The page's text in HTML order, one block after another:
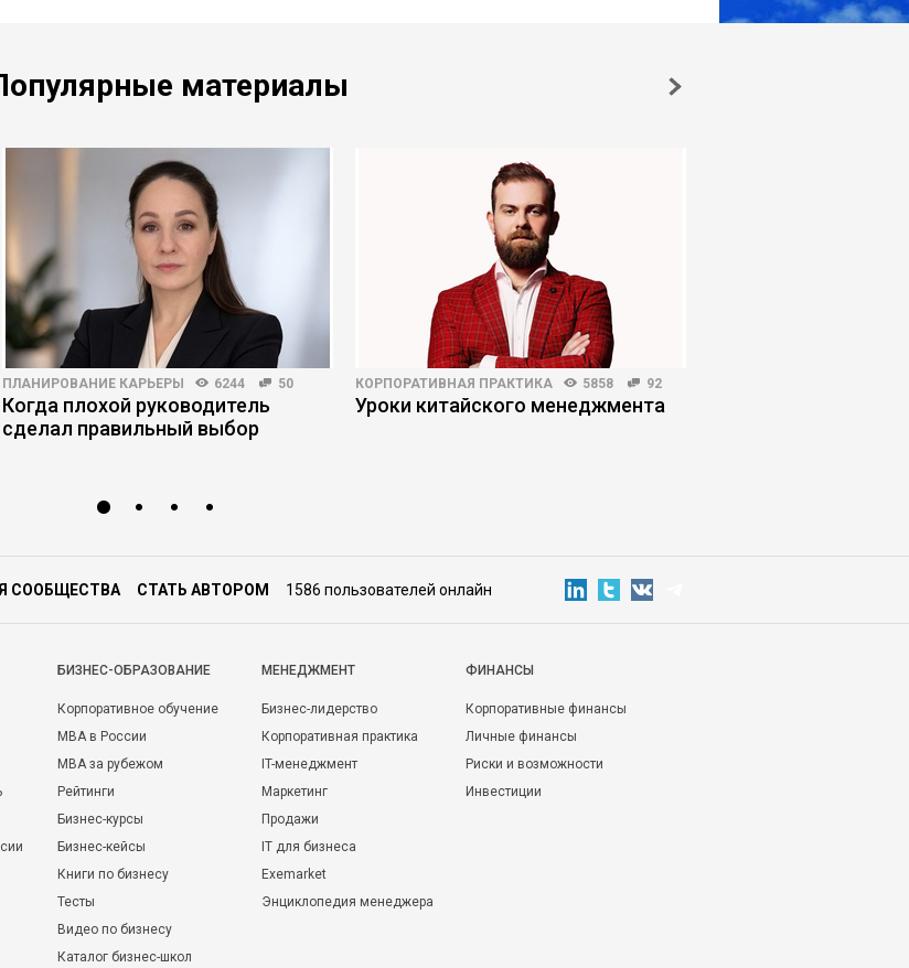
материалы
ПЛАНИРОВАНИЕ КАРЬЕРЫ 6244 50
Когда плохой руководитель
сделал правильный выбор
КОРПОРАТИВНАЯ ПРАКТИКА 5858 92
Уроки китайского менеджмента
СООБЩЕСТВА СТАТЬ АВТОРОМ 1586 пользователей онлайн
БИЗНЕС-ОБРАЗОВАНИЕ
Корпоративное обучение
MBA в России
MBA за рубежом
Рейтинги
Бизнес-курсы
Бизнес-кейсы
Книги по бизнесу
Тесты
Видео по бизнесу
Каталог бизнес-школ
МЕНЕДЖМЕНТ
Бизнес-лидерство
Корпоративная практика
IT-менеджмент
Маркетинг
Продажи
IT для бизнеса
Exemarket
Энциклопедия менеджера
ФИНАНСЫ
Корпоративные финансы
Личные финансы
Риски и возможности
Инвестиции